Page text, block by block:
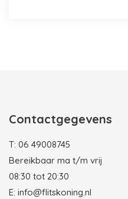
Contactgegevens
T: 06 49008745
Bereikbaar ma t/m vrij
08:30 tot 20:30
E: info@flitskoning.nl